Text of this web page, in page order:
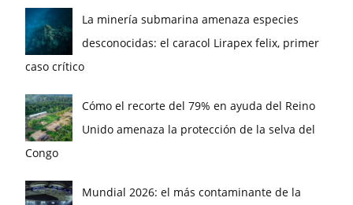
La minería submarina amenaza especies
desconocidas: el caracol Lirapex felix, primer
caso crítico
Cómo el recorte del 79% en ayuda del Reino
Unido amenaza la protección de la selva del
Congo
Mundial 2026: el más contaminante de la